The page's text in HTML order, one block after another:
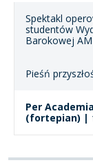
Spektakl
studentów
Barokowej
Pieśń
Per
(fortepian) |